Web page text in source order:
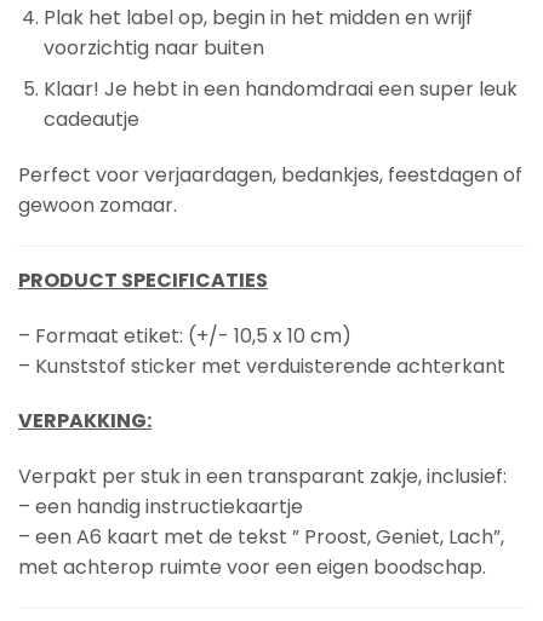
Plak het label op, begin in het midden en wrijf
voorzichtig naar buiten
Klaar! Je hebt in een handomdraai een super leuk
cadeautje
Perfect voor verjaardagen, bedankjes, feestdagen of
gewoon zomaar.
PRODUCT SPECIFICATIES
– Formaat etiket: (+/- 10,5 x 10 cm)
– Kunststof sticker met verduisterende achterkant
VERPAKKING:
Verpakt per stuk in een transparant zakje, inclusief:
– een handig instructiekaartje
– een A6 kaart met de tekst ” Proost, Geniet, Lach”,
met achterop ruimte voor een eigen boodschap.